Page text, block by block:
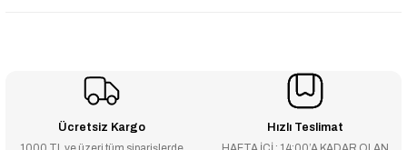
Ücretsiz Kargo Hızlı Teslimat